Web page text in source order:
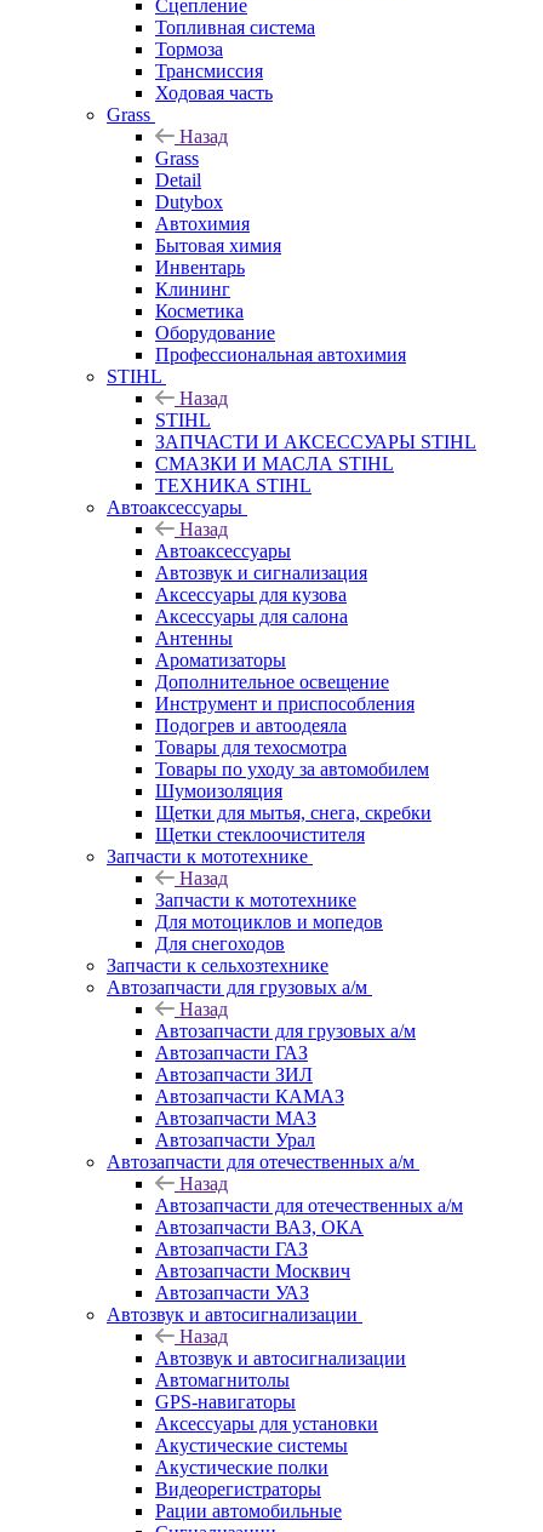
Сцепление
Топливная система
Тормоза
Трансмиссия
Ходовая часть
Grass
Назад
Grass
Detail
Dutybox
Автохимия
Бытовая химия
Инвентарь
Клининг
Косметика
Оборудование
Профессиональная автохимия
STIHL
Назад
STIHL
ЗАПЧАСТИ И АКСЕССУАРЫ STIHL
СМАЗКИ И МАСЛА STIHL
ТЕХНИКА STIHL
Автоаксессуары
Назад
Автоаксессуары
Автозвук и сигнализация
Аксессуары для кузова
Аксессуары для салона
Антенны
Ароматизаторы
Дополнительное освещение
Инструмент и приспособления
Подогрев и автоодеяла
Товары для техосмотра
Товары по уходу за автомобилем
Шумоизоляция
Щетки для мытья, снега, скребки
Щетки стеклоочистителя
Запчасти к мототехнике
Назад
Запчасти к мототехнике
Для мотоциклов и мопедов
Для снегоходов
Запчасти к сельхозтехнике
Автозапчасти для грузовых а/м
Назад
Автозапчасти для грузовых а/м
Автозапчасти ГАЗ
Автозапчасти ЗИЛ
Автозапчасти КАМАЗ
Автозапчасти МАЗ
Автозапчасти Урал
Автозапчасти для отечественных а/м
Назад
Автозапчасти для отечественных а/м
Автозапчасти ВАЗ, ОКА
Автозапчасти ГАЗ
Автозапчасти Москвич
Автозапчасти УАЗ
Автозвук и автосигнализации
Назад
Автозвук и автосигнализации
Автомагнитолы
GPS-навигаторы
Аксессуары для установки
Акустические системы
Акустические полки
Видеорегистраторы
Рации автомобильные